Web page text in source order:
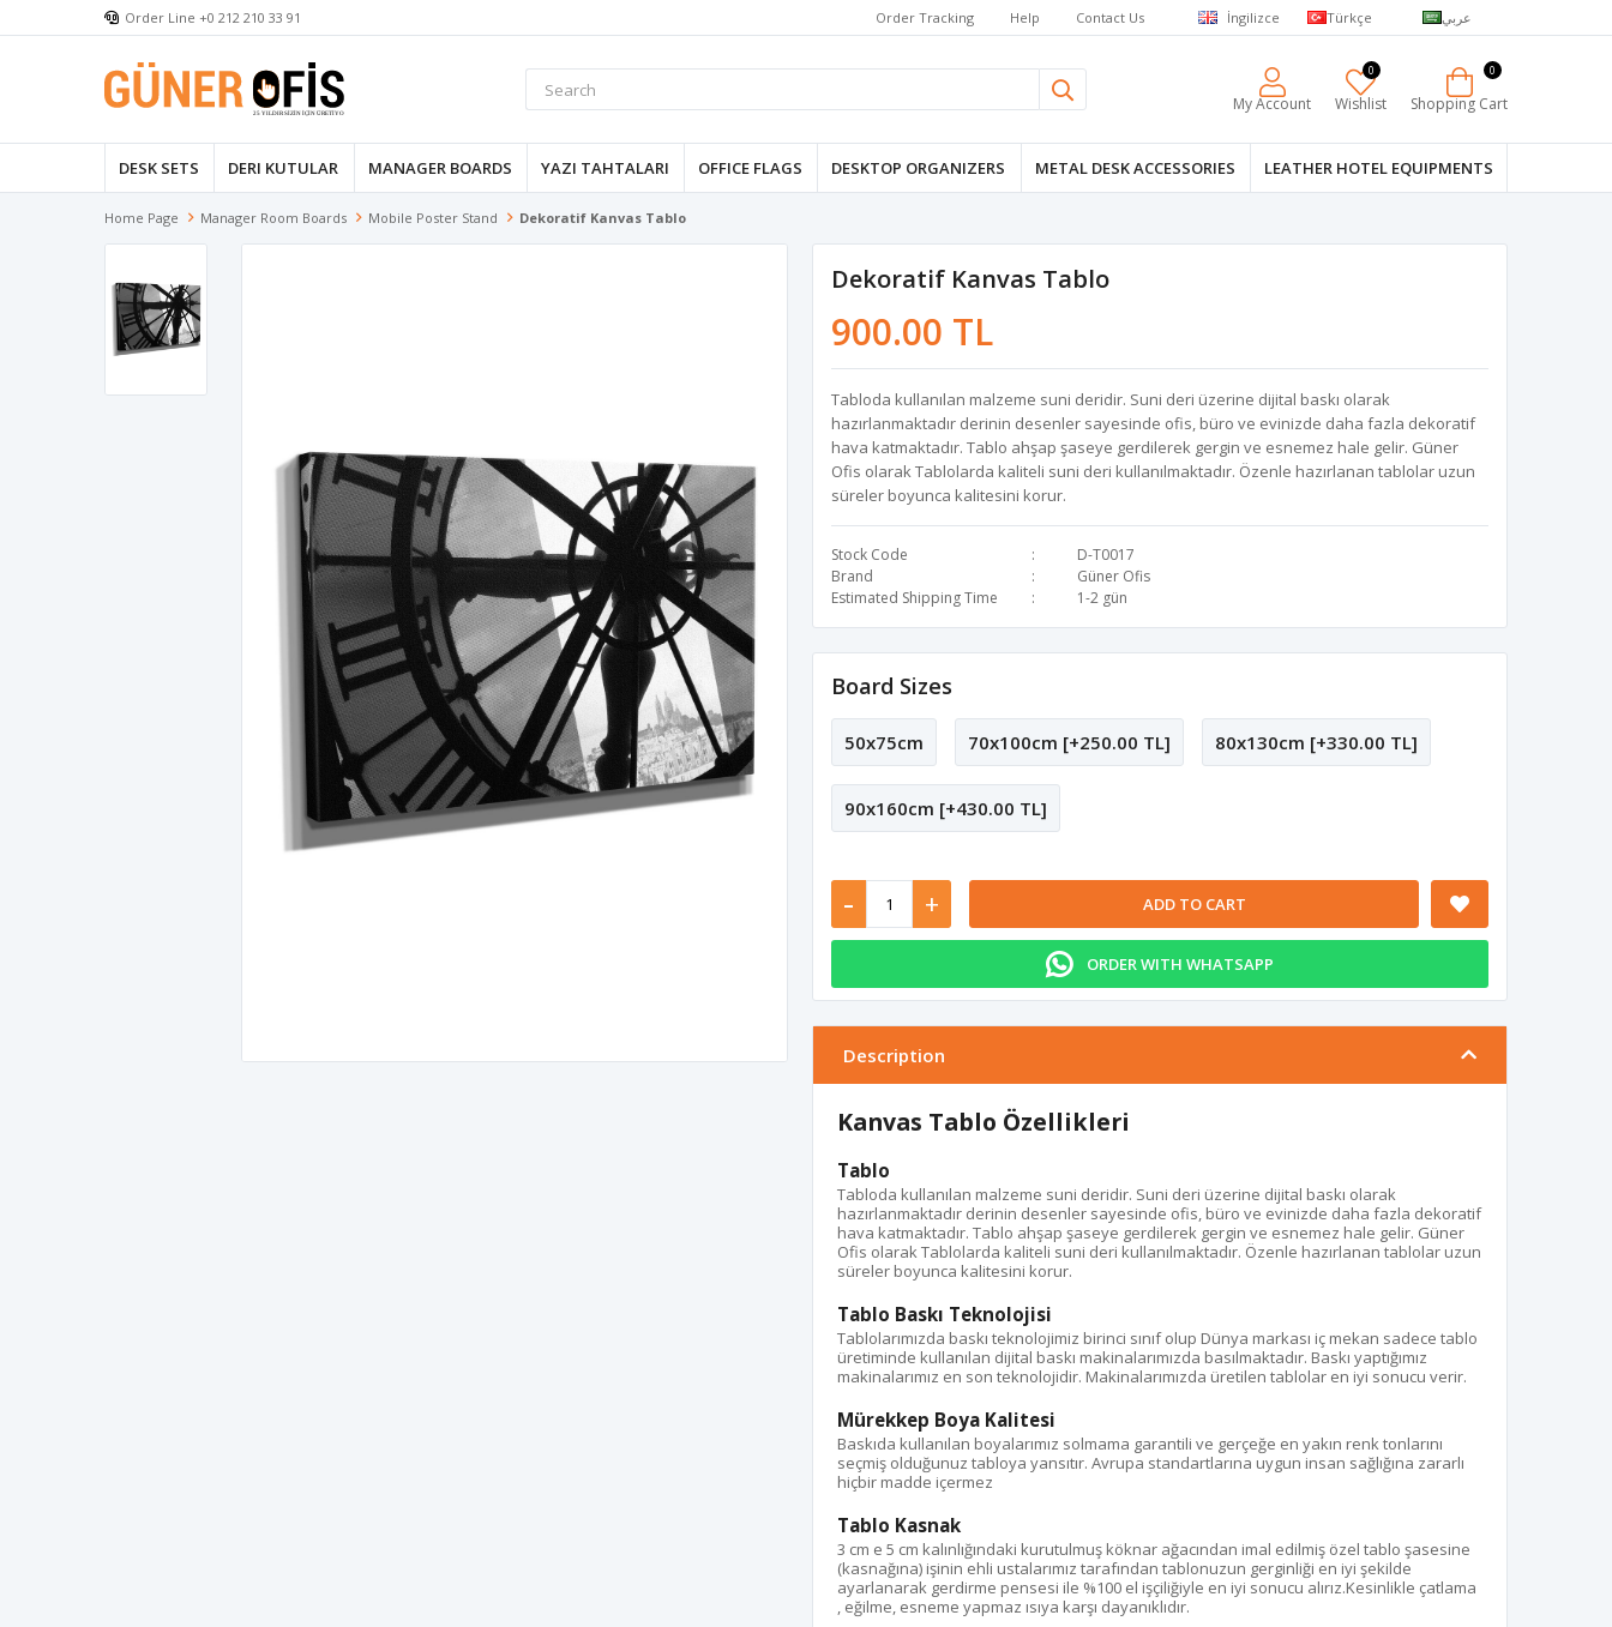
Order Line +0 212 210 33 91 Order Tracking Help Contact Us İngilizce Türkçe عربي
My Account Wishlist
0
Shopping Cart
0
DESK SETS DERI KUTULAR MANAGER BOARDS YAZI TAHTALARI OFFICE FLAGS DESKTOP ORGANIZERS METAL DESK ACCESSORIES LEATHER HOTEL EQUIPMENTS
Home Page Manager Room Boards Mobile Poster Stand Dekoratif Kanvas Tablo
Dekoratif Kanvas Tablo
900.00 TL
Tabloda kullanılan malzeme suni deridir. Suni deri üzerine dijital baskı olarak
hazırlanmaktadır derinin desenler sayesinde ofis, büro ve evinizde daha fazla dekoratif
hava katmaktadır. Tablo ahşap şaseye gerdilerek gergin ve esnemez hale gelir. Güner
Ofis olarak Tablolarda kaliteli suni deri kullanılmaktadır. Özenle hazırlanan tablolar uzun
süreler boyunca kalitesini korur.
Stock Code
D-T0017
Brand
Güner Ofis
Estimated Shipping Time
1-2 gün
Board Sizes
50x75cm 70x100cm [+250.00 TL] 80x130cm [+330.00 TL]
90x160cm [+430.00 TL]
- + ADD TO CART
ORDER WITH WHATSAPP
Description
Kanvas Tablo Özellikleri
Tablo
Tabloda kullanılan malzeme suni deridir. Suni deri üzerine dijital baskı olarak
hazırlanmaktadır derinin desenler sayesinde ofis, büro ve evinizde daha fazla dekoratif
hava katmaktadır. Tablo ahşap şaseye gerdilerek gergin ve esnemez hale gelir. Güner
Ofis olarak Tablolarda kaliteli suni deri kullanılmaktadır. Özenle hazırlanan tablolar uzun
süreler boyunca kalitesini korur.
Tablo Baskı Teknolojisi
Tablolarımızda baskı teknolojimiz birinci sınıf olup Dünya markası iç mekan sadece tablo
üretiminde kullanılan dijital baskı makinalarımızda basılmaktadır. Baskı yaptığımız
makinalarımız en son teknolojidir. Makinalarımızda üretilen tablolar en iyi sonucu verir.
Mürekkep Boya Kalitesi
Baskıda kullanılan boyalarımız solmama garantili ve gerçeğe en yakın renk tonlarını
seçmiş olduğunuz tabloya yansıtır. Avrupa standartlarına uygun insan sağlığına zararlı
hiçbir madde içermez
Tablo Kasnak
3 cm e 5 cm kalınlığındaki kurutulmuş köknar ağacından imal edilmiş özel tablo şasesine
(kasnağına) işinin ehli ustalarımız tarafından tablonuzun gerginliği en iyi şekilde
ayarlanarak gerdirme pensesi ile %100 el işçiliğiyle en iyi sonucu alırız.Kesinlikle çatlama
, eğilme, esneme yapmaz ısıya karşı dayanıklıdır.